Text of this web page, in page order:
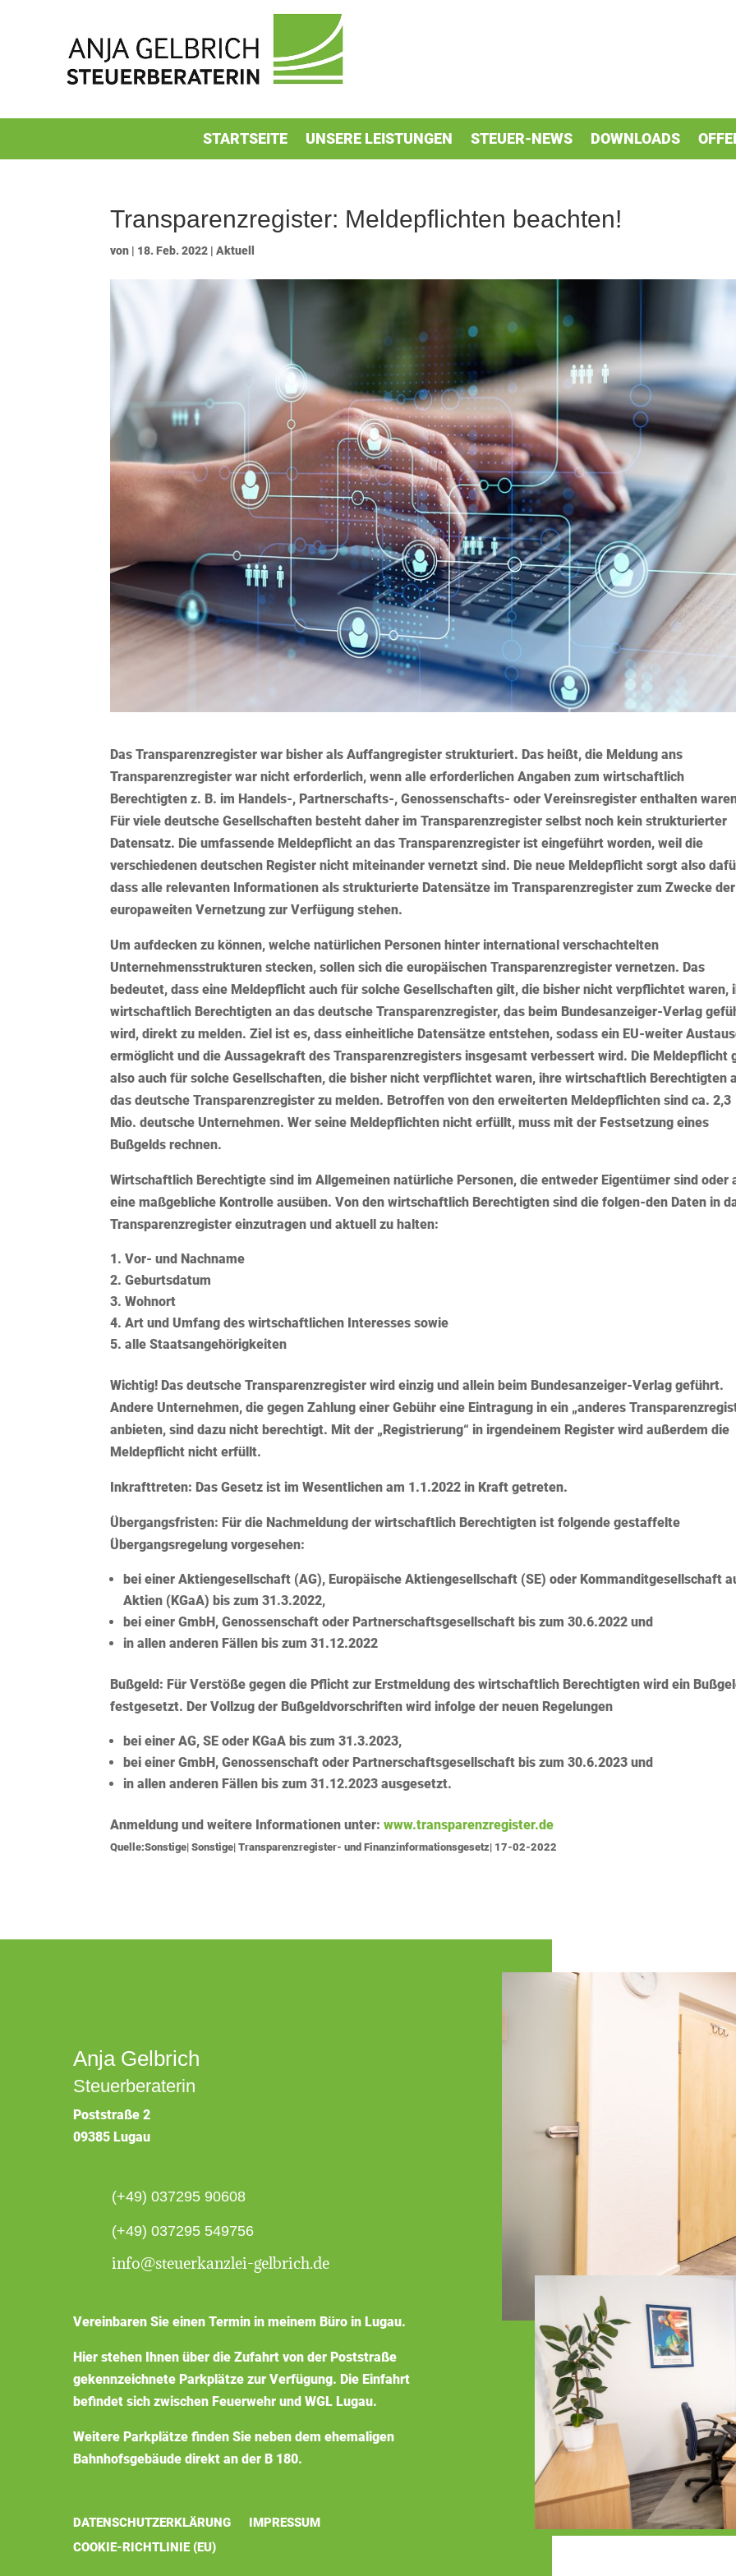
STARTSEITE UNSERE LEISTUNGEN STEUER-NEWS DOWNLOADS
Transparenzregister: Meldepflichten beachten!
von | 18. Feb. 2022 |Aktuell
Das Transparenzregister war bisher als Auffangregister strukturiert. Das heißt, die Meldung ans
Transparenzregister war nicht erforderlich, wenn alle erforderlichen Angaben zumwirtschaftlich
Berechtigten z. B. im Handels-, Partnerschafts-, Genossenschafts- oder Vereinsregister enthalten
Für viele deutsche Gesellschaften besteht daher im Transparenzregister selbst noch kein strukturierter
Datensatz. Dieumfassende Meldepflicht an das Transparenzregister ist eingeführt worden, weil die
verschiedenen deutschen Register nicht miteinander vernetzt sind. Die neue Meldepflicht sorgt also
dass alle relevanten Informationen als strukturierte Datensätze im Transparenzregister zum Zwecke der
europaweiten Vernetzung zur Verfügung stehen.
Um aufdecken zu können, welche natürlichen Personen hinter international verschachtelten
Unternehmensstrukturen stecken, sollen sich dieeuropäischen Transparenzregister vernetzen. Das
bedeutet, dass eine Meldepflicht auch für solche Gesellschaften gilt, die bisher nicht verpflichtet waren,
wirtschaftlich Berechtigten an das deutsche Transparenzregister, das beim Bundesanzeiger-Verlag
wird, direkt zu melden. Ziel ist es, dass einheitliche Datensätze entstehen, sodass ein EU-weiter
ermöglicht und die Aussagekraft des Transparenzregisters insgesamt verbessert wird. Die Meldepflicht
also auch für solche Gesellschaften, die bisher nicht verpflichtet waren, ihre wirtschaftlich Berechtigten
das deutscheTransparenzregister zu melden. Betroffen von den erweiterten Meldepflichten sind ca. 2,3
Mio. deutsche Unternehmen. Wer seine Meldepflichten nicht erfüllt, muss mit der Festsetzung eines
Bußgelds rechnen.
Wirtschaftlich Berechtigte sind im Allgemeinen natürliche Personen, die entweder Eigentümer sind oder
eine maßgebliche Kontrolle ausüben. Von den wirtschaftlich Berechtigten sind die folgen-den Daten in
Transparenzregister einzutragen und aktuell zu halten:
Vor- und Nachname
Geburtsdatum
Wohnort
Art und Umfang des wirtschaftlichen Interesses sowie
alle Staatsangehörigkeiten
Wichtig! Das deutscheTransparenzregister wird einzig und allein beim Bundesanzeiger-Verlag geführt.
Andere Unternehmen, die gegen Zahlung einer Gebühr eine Eintragung in ein „anderes
anbieten, sind dazu nicht berechtigt. Mit der „Registrierung“ in irgendeinem Register wird außerdem die
Meldepflicht nicht erfüllt.
Inkrafttreten: Das Gesetz ist im Wesentlichen am 1.1.2022 in Kraft getreten.
Übergangsfristen: Für die Nachmeldung der wirtschaftlich Berechtigten ist folgende gestaffelte
Übergangsregelung vorgesehen:
bei einer Aktiengesellschaft (AG), Europäische Aktiengesellschaft (SE) oder Kommanditgesellschaft
Aktien (KGaA) bis zum 31.3.2022,
bei einer GmbH, Genossenschaft oder Partnerschaftsgesellschaft bis zum 30.6.2022 und
in allen anderen Fällen bis zum 31.12.2022
Bußgeld: Für Verstöße gegen die Pflicht zur Erstmeldung des wirtschaftlich Berechtigten wird ein
festgesetzt. Der Vollzug der Bußgeldvorschriften wird infolge der neuen Regelungen
bei einer AG, SE oder KGaA bis zum 31.3.2023,
bei einer GmbH, Genossenschaft oder Partnerschaftsgesellschaft bis zum 30.6.2023 und
in allen anderen Fällen bis zum 31.12.2023 ausgesetzt.
Anmeldung und weitere Informationen unter:www.transparenzregister.de
Quelle:Sonstige| Sonstige| Transparenzregister- und Finanzinformationsgesetz| 17-02-2022
Anja Gelbrich
Steuerberaterin
Poststraße 2
09385 Lugau
(+49) 037295 90608
(+49) 037295 549756
info@steuerkanzlei-gelbrich.de
Vereinbaren Sie einen Termin in meinem Büro in Lugau.
Hier stehen Ihnen über die Zufahrt von der Poststraße
gekennzeichnete Parkplätze zur Verfügung. Die Einfahrt
befindet sich zwischen Feuerwehr und WGL Lugau.
Weitere Parkplätze finden Sie neben dem ehemaligen
Bahnhofsgebäude direkt an der B 180.
DATENSCHUTZERKLÄRUNG
IMPRESSUM
COOKIE-RICHTLINIE (EU)